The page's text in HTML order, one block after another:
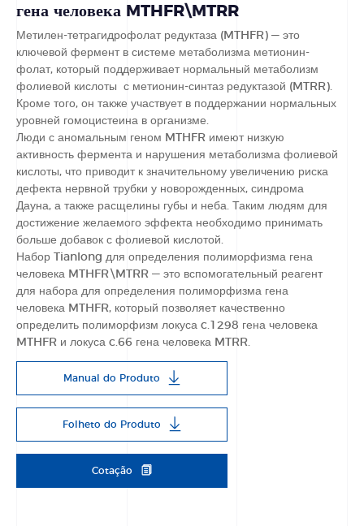
гена человека MTHFR\MTRR
Метилен-тетрагидрофолат редуктаза (MTHFR) — это
ключевой фермент в системе метаболизма метионин-
фолат, который поддерживает нормальный метаболизм
фолиевой кислоты с метионин-синтаз редуктазой (MTRR).
Кроме того, он также участвует в поддержании нормальных
уровней гомоцистеина в организме.
Люди с аномальным геном MTHFR имеют низкую
активность фермента и нарушения метаболизма фолиевой
кислоты, что приводит к значительному увеличению риска
дефекта нервной трубки у новорожденных, синдрома
Дауна, а также расщелины губы и неба. Таким людям для
достижение желаемого эффекта необходимо принимать
больше добавок с фолиевой кислотой.
Набор Tianlong для определения полиморфизма гена
человека MTHFR\MTRR — это вспомогательный реагент
для набора для определения полиморфизма гена
человека MTHFR, который позволяет качественно
определить полиморфизм локуса c.1298 гена человека
MTHFR и локуса c.66 гена человека MTRR.
Manual do Produto
Folheto do Produto
Cotação